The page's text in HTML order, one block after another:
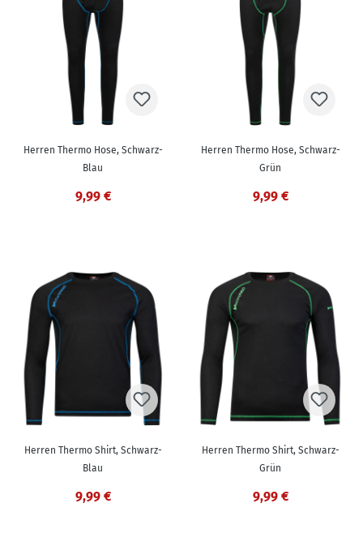
Herren Thermo Hose, Schwarz-
Blau
9,99 €
Herren Thermo Hose, Schwarz-
Grün
9,99 €
Herren Thermo Shirt, Schwarz-
Blau
9,99 €
Herren Thermo Shirt, Schwarz-
Grün
9,99 €